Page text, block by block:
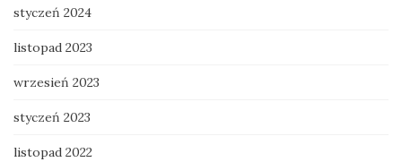
styczeń 2024
listopad 2023
wrzesień 2023
styczeń 2023
listopad 2022